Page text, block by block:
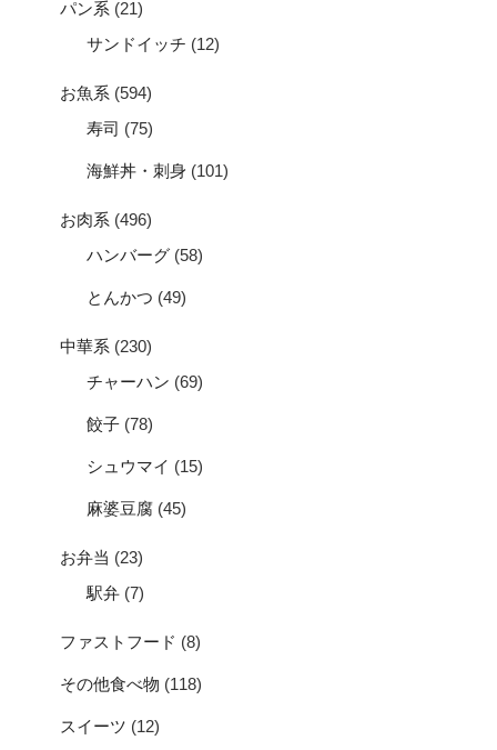
パン系 (21)
サンドイッチ (12)
お魚系 (594)
寿司 (75)
海鮮丼・刺身 (101)
お肉系 (496)
ハンバーグ (58)
とんかつ (49)
中華系 (230)
チャーハン (69)
餃子 (78)
シュウマイ (15)
麻婆豆腐 (45)
お弁当 (23)
駅弁 (7)
ファストフード (8)
その他食べ物 (118)
スイーツ (12)